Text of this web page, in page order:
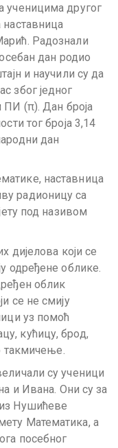
ученицима другог
Радознали
дан родио
и научили су да
због једног
ПИ (π). Дан броја
тог броја 3,14
дан
наставница
радионицу са
под називом
дијелова који се
одређене облике.
облик
се не смију
уз помоћ
кућицу, брод,
такмичење.
су ученици
и Ивана. Они су за
Нушићеве
Математика, а
посебног